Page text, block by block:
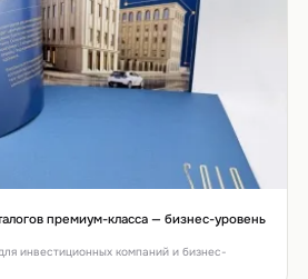
премиум-класса — бизнес-уровень
инвестиционных компаний и бизнес-